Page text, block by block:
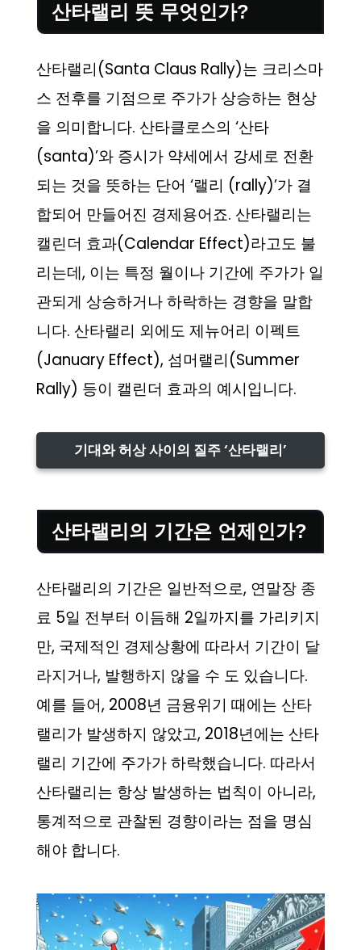
산타랠리 뜻 무엇인가?
산타랠리(Santa Claus Rally)는 크리스마
스 전후를 기점으로 주가가 상승하는 현상
을 의미합니다. 산타클로스의 ‘산타
(santa)’와 증시가 약세에서 강세로 전환
되는 것을 뜻하는 단어 ‘랠리 (rally)’가 결
합되어 만들어진 경제용어죠. 산타랠리는
캘린더 효과(Calendar Effect)라고도 불
리는데, 이는 특정 월이나 기간에 주가가 일
관되게 상승하거나 하락하는 경향을 말합
니다. 산타랠리 외에도 제뉴어리 이펙트
(January Effect), 섬머랠리(Summer
Rally) 등이 캘린더 효과의 예시입니다.
기대와 허상 사이의 질주 ‘산타랠리’
산타랠리의 기간은 언제인가?
산타랠리의 기간은 일반적으로, 연말장 종
료 5일 전부터 이듬해 2일까지를 가리키지
만, 국제적인 경제상황에 따라서 기간이 달
라지거나, 발행하지 않을 수 도 있습니다.
예를 들어, 2008년 금융위기 때에는 산타
랠리가 발생하지 않았고, 2018년에는 산타
랠리 기간에 주가가 하락했습니다. 따라서
산타랠리는 항상 발생하는 법칙이 아니라,
통계적으로 관찰된 경향이라는 점을 명심
해야 합니다.